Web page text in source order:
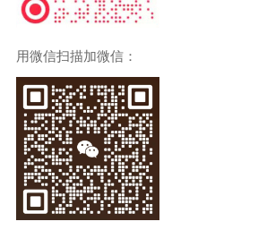
用微信扫描加微信：